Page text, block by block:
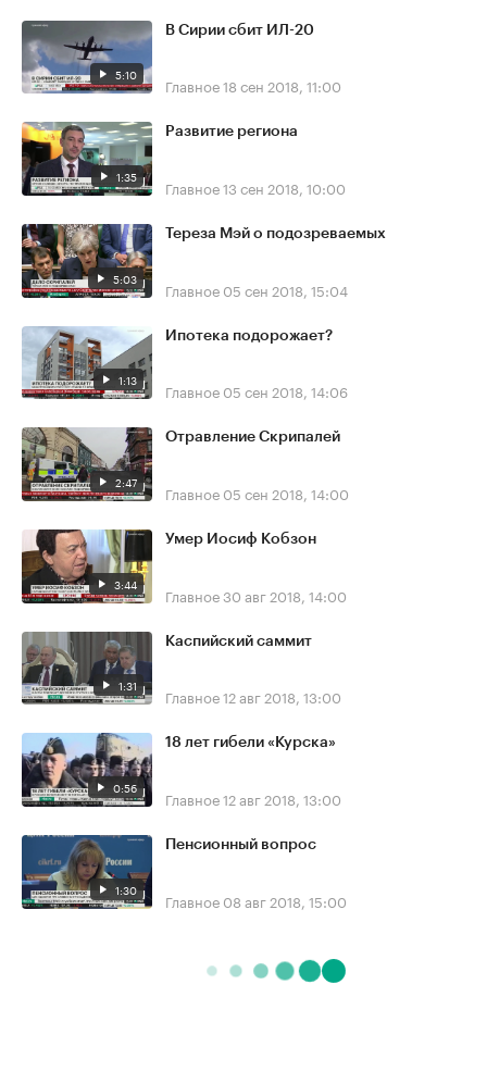
5:10
В Сирии сбит ИЛ-20
Главное18 сен 2018, 11:00
1:35
Развитие региона
Главное13 сен 2018, 10:00
5:03
Тереза Мэй о подозреваемых
Главное 05 сен 2018, 15:04
1:13
Ипотека подорожает?
Главное 05 сен 2018, 14:06
2:47
Отравление Скрипалей
Главное 05 сен 2018, 14:00
3:44
Умер Иосиф Кобзон
Главное30 авг 2018, 14:00
1:31
Каспийский саммит
Главное12 авг 2018, 13:00
0:56
18 лет гибели «Курска»
Главное12 авг 2018, 13:00
1:30
Пенсионный вопрос
Главное 08 авг 2018, 15:00